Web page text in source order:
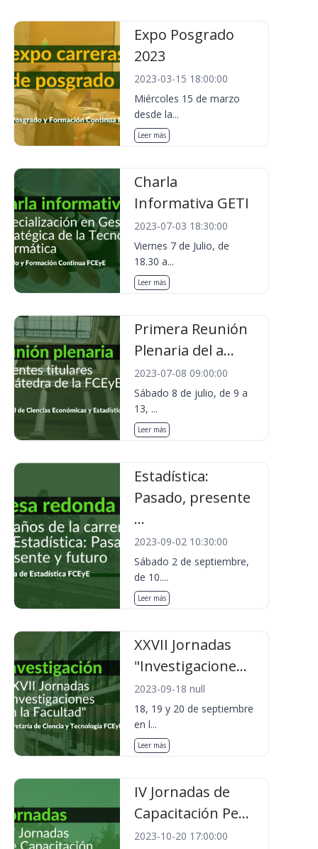
Expo Posgrado
2023
2023-03-15 18:00:00
Miércoles 15 de marzo
desde la...
Leer más
Charla
Informativa GETI
2023-07-03 18:30:00
Viernes 7 de Julio, de
18.30 a...
Leer más
Primera Reunión
Plenaria del a...
2023-07-08 09:00:00
Sábado 8 de julio, de 9 a
13, ...
Leer más
Estadística:
Pasado, presente
...
2023-09-02 10:30:00
Sábado 2 de septiembre,
de 10....
Leer más
XXVII Jornadas
"Investigacione...
2023-09-18 null
18, 19 y 20 de septiembre
en l...
Leer más
IV Jornadas de
Capacitación Pe...
2023-10-20 17:00:00